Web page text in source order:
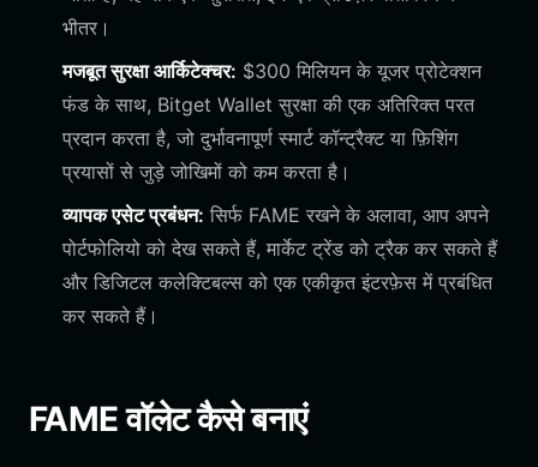
भीतर।
मजबूत सुरक्षा आर्किटेक्चर: $300 मिलियन के यूजर प्रोटेक्शन
फंड के साथ, Bitget Wallet सुरक्षा की एक अतिरिक्त परत
प्रदान करता है, जो दुर्भावनापूर्ण स्मार्ट कॉन्ट्रैक्ट या फ़िशिंग
प्रयासों से जुड़े जोखिमों को कम करता है।
व्यापक एसेट प्रबंधन: सिर्फ FAME रखने के अलावा, आप अपने
पोर्टफोलियो को देख सकते हैं, मार्केट ट्रेंड को ट्रैक कर सकते हैं
और डिजिटल कलेक्टिबल्स को एक एकीकृत इंटरफ़ेस में प्रबंधित
कर सकते हैं।
FAME वॉलेट कैसे बनाएं